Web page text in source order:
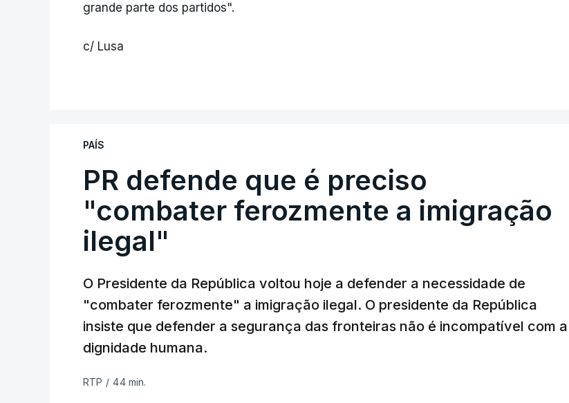
grande parte dos partidos".
c/ Lusa
PAÍS
PR defende que é preciso
"combater ferozmente a imigração
ilegal"
O Presidente da República voltou hoje a defender a necessidade de
"combater ferozmente" a imigração ilegal. O presidente da República
insiste que defender a segurança das fronteiras não é incompatível com a
dignidade humana.
RTP / 44 min.